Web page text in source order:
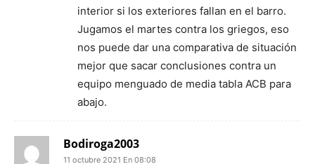
interior si los exteriores fallan en el barro.
Jugamos el martes contra los griegos, eso
nos puede dar una comparativa de situación
mejor que sacar conclusiones contra un
equipo menguado de media tabla ACB para
abajo.
Bodiroga2003
11 octubre 2021 En 08:08